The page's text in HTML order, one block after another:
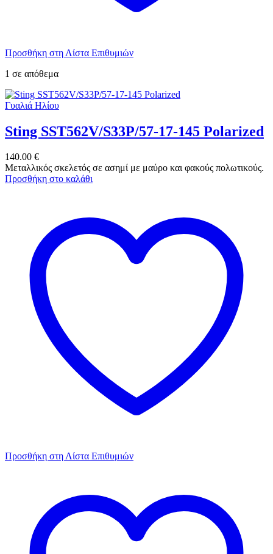
Προσθήκη στη Λίστα Επιθυμιών
1 σε απόθεμα
Γυαλιά Ηλίου
Sting SST562V/S33P/57-17-145 Polarized
140.00 €
Μεταλλικός σκελετός σε ασημί με μαύρο και φακούς πολωτικούς.
Προσθήκη στο καλάθι
Προσθήκη στη Λίστα Επιθυμιών